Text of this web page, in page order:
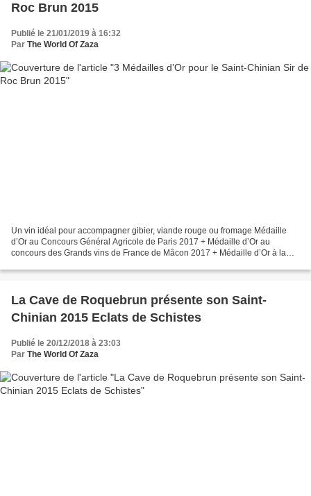
Roc Brun 2015
Publié le 21/01/2019 à 16:32
Par The World Of Zaza
Un vin idéal pour accompagner gibier, viande rouge ou fromage Médaille
d’Or au Concours Général Agricole de Paris 2017 + Médaille d’Or au
concours des Grands vins de France de Mâcon 2017 + Médaille d’Or à la
La Cave de Roquebrun présente son Saint-
Chinian 2015 Eclats de Schistes
Publié le 20/12/2018 à 23:03
Par The World Of Zaza